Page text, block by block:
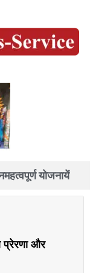
महत्वपूर्ण योजनायें
प्रेरणा और